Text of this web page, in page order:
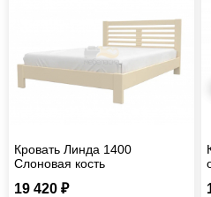
Кровать Линда 1400
Слоновая кость
19 420 ₽